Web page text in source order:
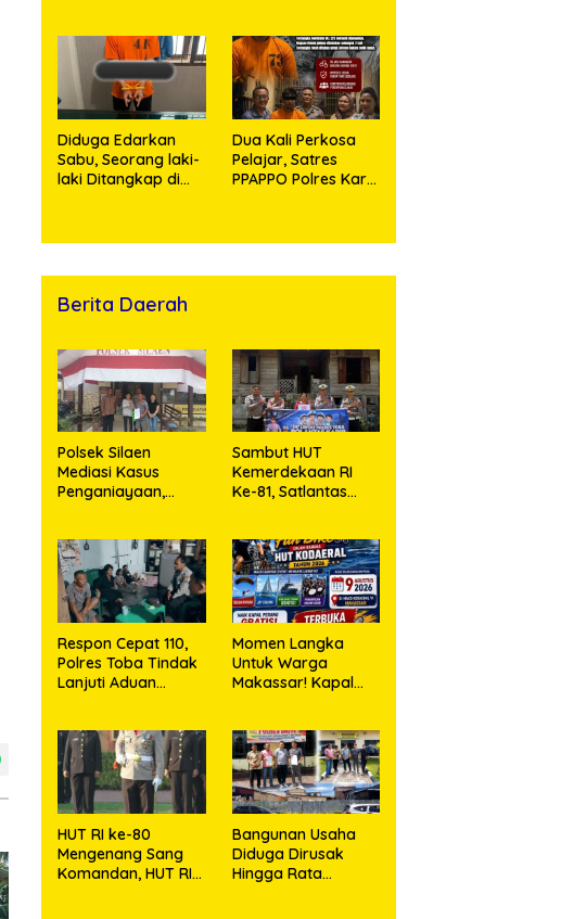
Bukti
Anak, Pelaku
Ditangkap
Diduga Edarkan
Sabu, Seorang laki-
laki Ditangkap di
Klip
Dua Kali Perkosa
Pelajar, Satres
PPAPPO Polres Karo
Berita Daerah
Polsek Silaen
Mediasi Kasus
Penganiayaan,
Sambut HUT
Kemerdekaan RI
Ke-81, Satlantas
Warga Kurang
Mampu
Respon Cepat 110,
Polres Toba Tindak
Lanjuti Aduan
Momen Langka
Untuk Warga
Makassar! Kapal
HUT RI ke-80
Mengenang Sang
Komandan, HUT RI
Bangunan Usaha
Diduga Dirusak
Hingga Rata